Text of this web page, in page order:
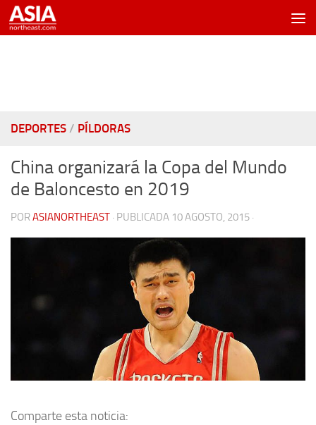
Saltar al contenido
DEPORTES / PÍLDORAS
China organizará la Copa del Mundo
de Baloncesto en 2019
PORASIANORTHEAST · PUBLICADA 10 AGOSTO, 2015 ·
Comparte esta noticia: